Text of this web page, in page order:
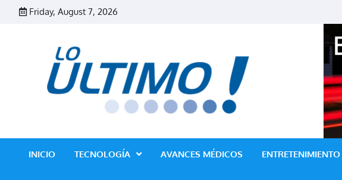
Friday, August 7, 2026
INICIO TECNOLOGÍA AVANCES MÉDICOS ENTRETENIMIENTO